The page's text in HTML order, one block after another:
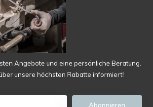
Angebote und eine persönliche Beratung.
unsere höchsten Rabatte informiert!
Abonnieren